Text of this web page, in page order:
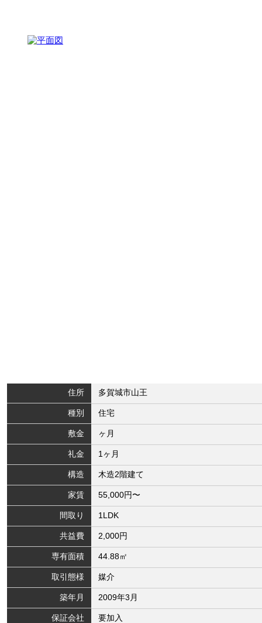
住所 多賀城市山王
種別 住宅
敷金 ヶ月
礼金 1ヶ月
構造 木造2階建て
家賃 55,000円〜
間取り 1LDK
共益費 2,000円
専有面積 44.88㎡
取引態様 媒介
築年月 2009年3月
保証会社 要加入